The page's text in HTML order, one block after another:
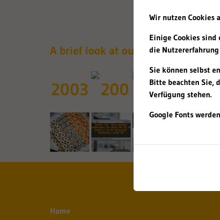
A brief look at our history
2003
Home
Wir nutzen Cookies
Einige Cookies
die Nutzererfahrung
Sie können selbst
Bitte beachten Sie,
Verfügung stehen.
Google Fonts